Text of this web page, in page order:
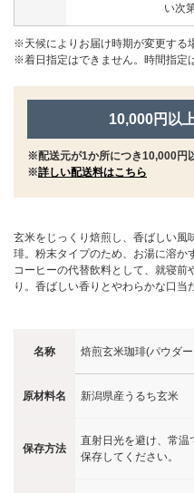
い次
※天候によりお届け時期が変更する
※着日指定はできません。時間指定
10,000円以
※配送元が1か所につき10,000円
※詳しい配送料はこちら
玄米をじっくり焙煎し、香ばしい風
琲。粉末タイプのため、お湯に溶か
コーヒーの代替飲料として、就寝前
り。香ばしい香りとやわらかな口当
名称 焙煎玄米珈琲(パウダ
原材料名 新潟県産うるち玄米
保存方法
直射日光を避け、常温
保存してください。